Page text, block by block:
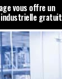
vous offre un
industrielle gratuit